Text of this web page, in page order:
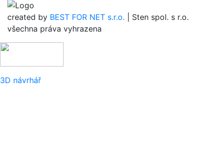
created by BEST FOR NET s.r.o. | Sten spol. s r.o.
všechna práva vyhrazena
3D návrhář